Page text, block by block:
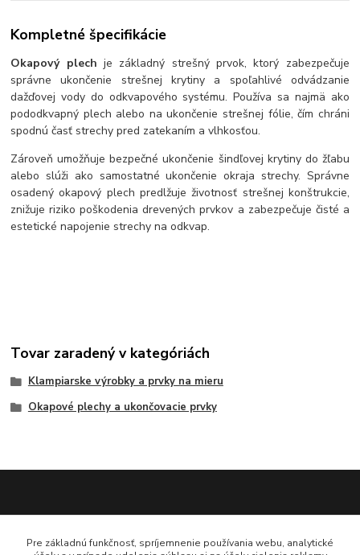
Kompletné špecifikácie
Okapový plech je základný strešný prvok, ktorý zabezpečuje
správne ukončenie strešnej krytiny a spoľahlivé odvádzanie
dažďovej vody do odkvapového systému. Používa sa najmä ako
pododkvapný plech alebo na ukončenie strešnej fólie, čím chráni
spodnú časť strechy pred zatekaním a vlhkosťou.
Zároveň umožňuje bezpečné ukončenie šindľovej krytiny do žľabu
alebo slúži ako samostatné ukončenie okraja strechy. Správne
osadený okapový plech predlžuje životnosť strešnej konštrukcie,
znižuje riziko poškodenia drevených prvkov a zabezpečuje čisté a
estetické napojenie strechy na odkvap.
Tovar zaradený v kategóriách
Klampiarske výrobky a prvky na mieru
Okapové plechy a ukončovacie prvky
0948 484 313
Pre základnú funkčnosť, spríjemnenie používania webu, analytické